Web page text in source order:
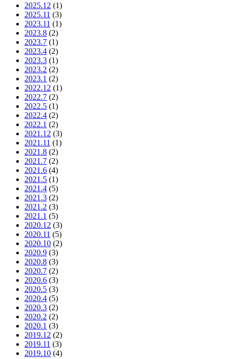
2025.12 (1)
2025.11 (3)
2023.11 (1)
2023.8 (2)
2023.7 (1)
2023.4 (2)
2023.3 (1)
2023.2 (2)
2023.1 (2)
2022.12 (1)
2022.7 (2)
2022.5 (1)
2022.4 (2)
2022.1 (2)
2021.12 (3)
2021.11 (1)
2021.8 (2)
2021.7 (2)
2021.6 (4)
2021.5 (1)
2021.4 (5)
2021.3 (2)
2021.2 (3)
2021.1 (5)
2020.12 (3)
2020.11 (5)
2020.10 (2)
2020.9 (3)
2020.8 (3)
2020.7 (2)
2020.6 (3)
2020.5 (3)
2020.4 (5)
2020.3 (2)
2020.2 (2)
2020.1 (3)
2019.12 (2)
2019.11 (3)
2019.10 (4)